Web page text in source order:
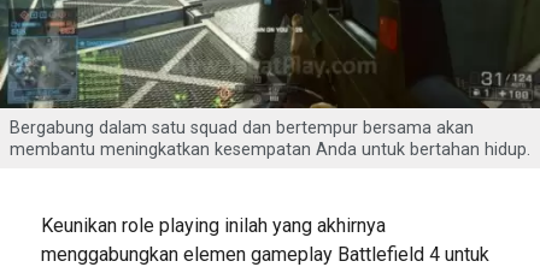
Bergabung dalam satu squad dan bertempur bersama akan
membantu meningkatkan kesempatan Anda untuk bertahan hidup.
Keunikan role playing inilah yang akhirnya
menggabungkan elemen gameplay Battlefield 4 untuk